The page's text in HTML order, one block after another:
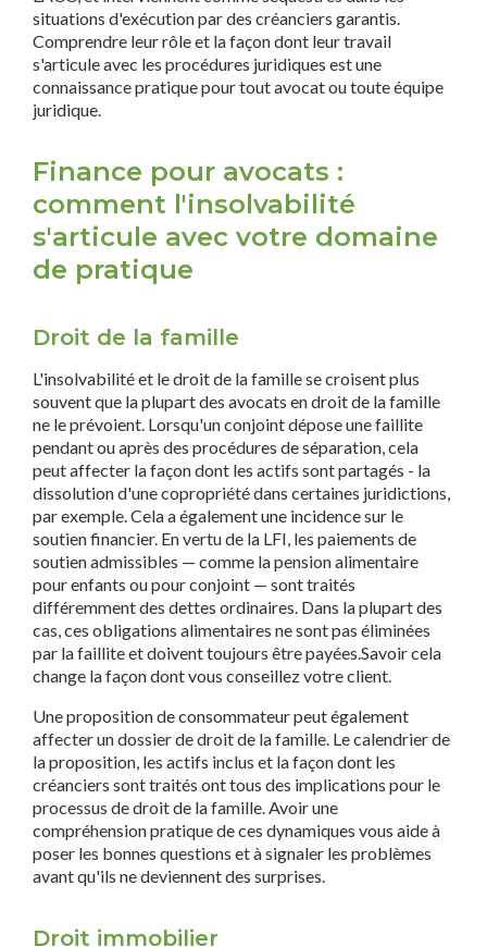
situations d'exécution par des créanciers garantis.
Comprendre leur rôle et la façon dont leur travail
s'articule avec les procédures juridiques est une
connaissance pratique pour tout avocat ou toute équipe
juridique.
Finance pour avocats :
comment l'insolvabilité
s'articule avec votre domaine
de pratique
Droit de la famille
L'insolvabilité et le droit de la famille se croisent plus
souvent que la plupart des avocats en droit de la famille
ne le prévoient. Lorsqu'un conjoint dépose une faillite
pendant ou après des procédures de séparation, cela
peut affecter la façon dont les actifs sont partagés - la
dissolution d'une copropriété dans certaines juridictions,
par exemple. Cela a également une incidence sur le
soutien financier. En vertu de la LFI, les paiements de
soutien admissibles — comme la pension alimentaire
pour enfants ou pour conjoint — sont traités
différemment des dettes ordinaires. Dans la plupart des
cas, ces obligations alimentaires ne sont pas éliminées
par la faillite et doivent toujours être payées.Savoir cela
change la façon dont vous conseillez votre client.
Une proposition de consommateur peut également
affecter un dossier de droit de la famille. Le calendrier de
la proposition, les actifs inclus et la façon dont les
créanciers sont traités ont tous des implications pour le
processus de droit de la famille. Avoir une
compréhension pratique de ces dynamiques vous aide à
poser les bonnes questions et à signaler les problèmes
avant qu'ils ne deviennent des surprises.
Droit immobilier